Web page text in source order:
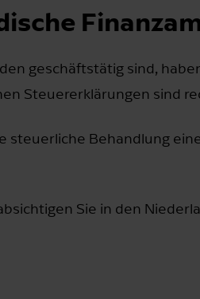
geschäftstätig sind,
Steuererklärungen sind
steuerliche Behandlung
Sie in den